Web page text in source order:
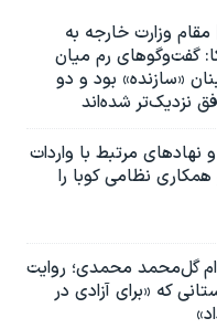
وزارت خارجه به
گفت‌وگوهای رم میان
«سازنده» بود و دو
نزدیک‌تر شده‌اند
و نهادهای مرتبط با واردات
نظامی کوبا را
گل‌محمد محمدی؛ روایت
که «برای آزادی در